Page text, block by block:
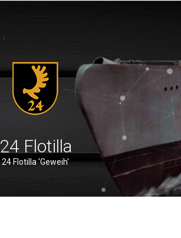
24 Flotilla
24 Flotilla 'Geweih'